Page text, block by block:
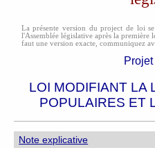
La présente version du project de loi
l'Assemblée législative après la première
faut une version exacte, communiquez
LOI MODIFIANT LA
POPULAIRES ET
Note explicative